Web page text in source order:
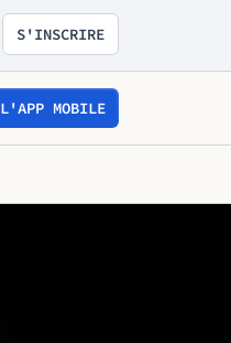
S'INSCRIRE
L'APP MOBILE